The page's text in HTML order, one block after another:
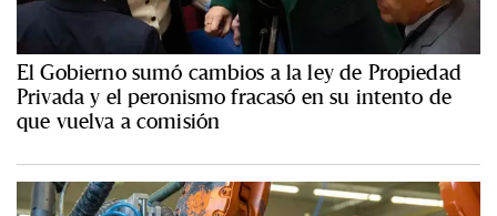
El Gobierno sumó cambios a la ley de Propiedad
Privada y el peronismo fracasó en su intento de
que vuelva a comisión